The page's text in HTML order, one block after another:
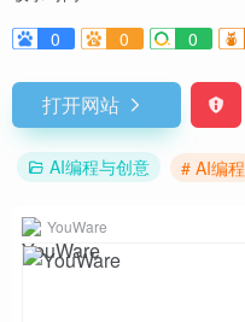
0
0 0
打开网站
AI编程与创意 # AI编程
YouWare